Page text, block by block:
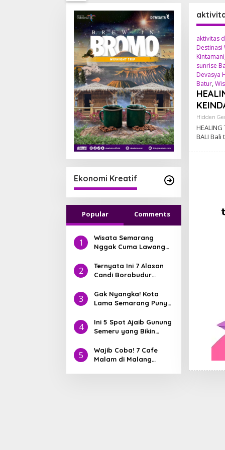
Ekonomi Kreatif
Popular Comments
1
Wisata Semarang
Nggak Cuma Lawang
yang Lagi Jadi Incaran
Traveler
2
Ternyata Ini 7 Alasan
Candi Borobudur
Keajaiban Dunia
3
Gak Nyangka! Kota
Lama Semarang Punya
yang Lebih Tua dari
Jakarta
4
Ini 5 Spot Ajaib Gunung
Semeru yang Bikin
5
Wajib Coba! 7 Cafe
Malam di Malang
aktivitas
Destinasi
Kintamani,
sunrise
Devasya
Batur,
Hidden
HEALING
BALI Bali